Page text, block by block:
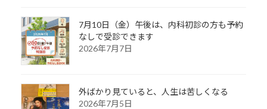
7月10日（金）午後は、内科初診の方も予約
なしで受診できます
2026年7月7日
外ばかり見ていると、人生は苦しくなる
2026年7月5日